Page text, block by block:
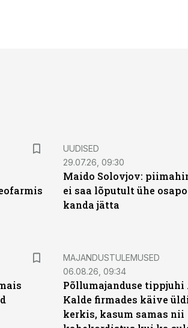
UUDISED
29.07.26, 09:30
Maido Solovjov:
ei saa lõputult ühe
kanda jätta
MAJANDUSTULEMUSED
06.08.26, 09:34
Põllumajanduse tippjuhi
Kalde firmades käive
kerkis, kasum samas nii